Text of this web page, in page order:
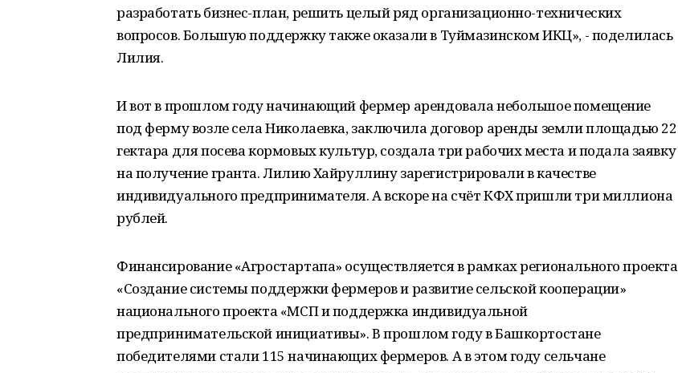
разработать бизнес-план, решить целый ряд организационно-технических
вопросов. Большую поддержку также оказали в Туймазинском ИКЦ», - поделилась
Лилия.
И вот в прошлом году начинающий фермер арендовала небольшое помещение
под ферму возле села Николаевка, заключила договор аренды земли площадью 22
гектара для посева кормовых культур, создала три рабочих места и подала заявку
на получение гранта. Лилию Хайруллину зарегистрировали в качестве
индивидуального предпринимателя. А вскоре на счёт КФХ пришли три миллиона
рублей.
Финансирование «Агростартапа» осуществляется в рамках регионального проекта
«Создание системы поддержки фермеров и развитие сельской кооперации»
национального проекта «МСП и поддержка индивидуальной
предпринимательской инициативы». В прошлом году в Башкортостане
победителями стали 115 начинающих фермеров. А в этом году сельчане